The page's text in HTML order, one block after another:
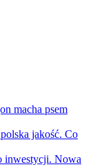
macha psem
jakość. Co
inwestycji. Nowa